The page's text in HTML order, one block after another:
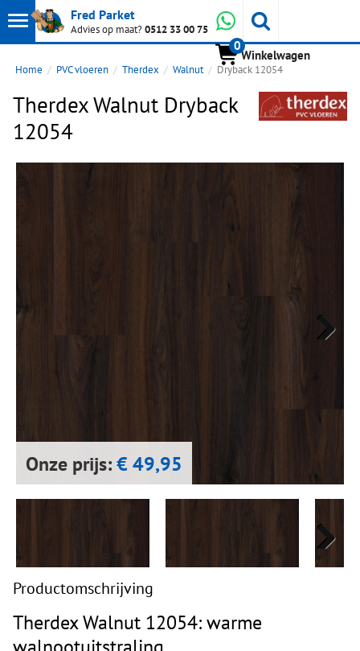
Toon
hoofdmenu
Fred Parket
Advies op maat?0512 33 00 75 Whatsapp
0
Winkelwagen
Home PVC vloeren Therdex Walnut Dryback 12054
Therdex Walnut Dryback
12054
Onze prijs:€ 49,95
Next
Next
Productomschrijving
Therdex Walnut 12054: warme